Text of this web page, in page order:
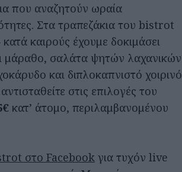
που αναζητούν ωραία
Στα τραπεζάκια του bistrot
καιρούς έχουμε δοκιμάσει
μάραθο, σαλάτα ψητών λαχανικών
και διπλοκαπνιστό χοιρινό
στις επιλογές του
κατ’ άτομο, περιλαμβανομένου
στο Facebookγια τυχόν live